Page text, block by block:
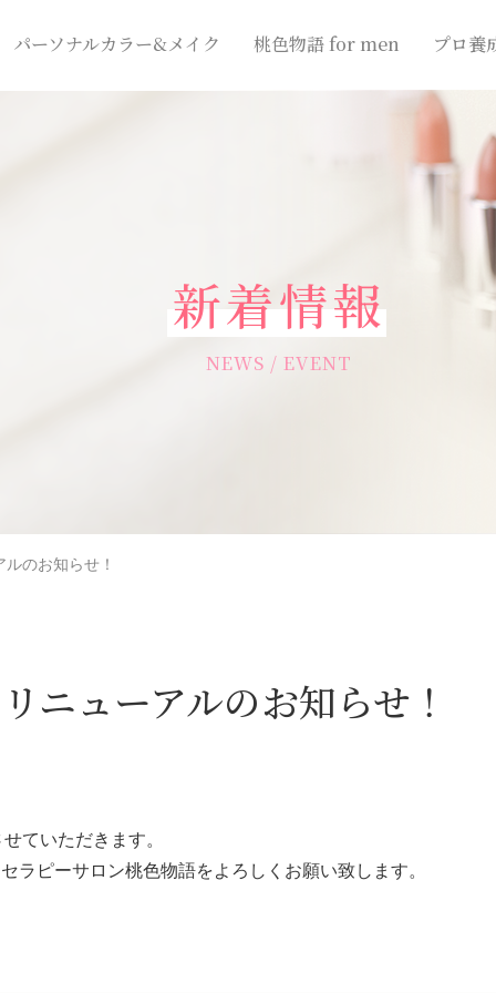
パーソナルカラー&メイク 桃色物語 for men プロ養
新着情報
NEWS / EVENT
のお知らせ！
ニューアルのお知らせ！
ていただきます。
ラピーサロン桃色物語をよろしくお願い致します。